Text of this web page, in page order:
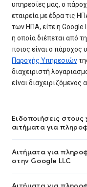
υπηρεσίες μας, ο
εταιρεία με έδρα τις
των ΗΠΑ, είτε η Google
η οποία διέπεται από
ποιος είναι ο πάροχος
Παροχής Υπηρεσιών
διαχειριστή
είναι διαχειριζόμενος
Ειδοποιήσεις στους
αιτήματα για
Αιτήματα για
στην Google LLC